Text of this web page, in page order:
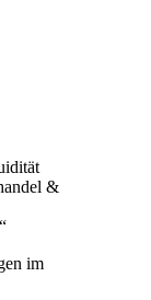
&
im